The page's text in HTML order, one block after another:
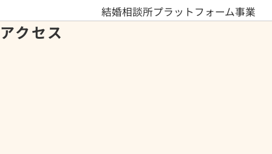
結婚相談所プラットフォーム事業
アクセス